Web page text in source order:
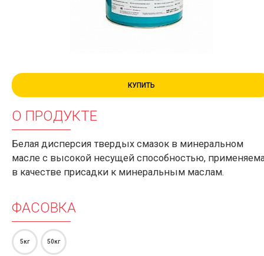
КУПИТЬ
О ПРОДУКТЕ
Белая дисперсия твердых смазок в минеральном
масле с высокой несущей способностью,
в качестве присадки к минеральным маслам.
ФАСОВКА
5кг 50кг